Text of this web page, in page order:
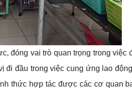
đóng vai trò quan trọng trong
đi đầu trong việc cung ứng lao
thức hợp tác được các cơ quan